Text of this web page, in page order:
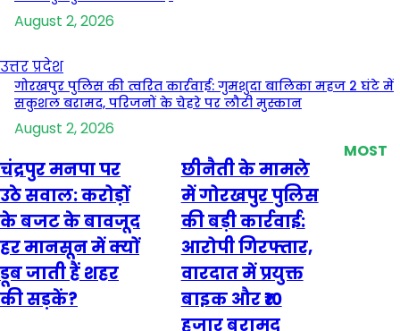
August 2, 2026
उत्तर प्रदेश
गोरखपुर पुलिस की त्वरित कार्रवाई: गुमशुदा बालिका महज 2 घंटे में
सकुशल बरामद, परिजनों के चेहरे पर लौटी मुस्कान
August 2, 2026
चंद्रपुर मनपा पर
उठे सवाल: करोड़ों
के बजट के बावजूद
हर मानसून में क्यों
डूब जाती हैं शहर
की सड़कें?
छीनैती के मामले
में गोरखपुर पुलिस
की बड़ी कार्रवाई:
आरोपी गिरफ्तार,
वारदात में प्रयुक्त
बाइक और ₹10
हजार बरामद
MOST